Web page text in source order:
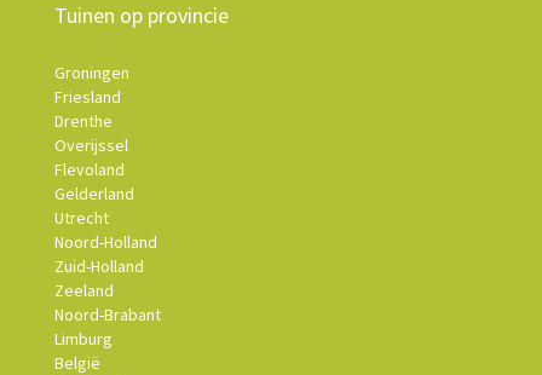
Tuinen op provincie
Groningen
Friesland
Drenthe
Overijssel
Flevoland
Gelderland
Utrecht
Noord-Holland
Zuid-Holland
Zeeland
Noord-Brabant
Limburg
België